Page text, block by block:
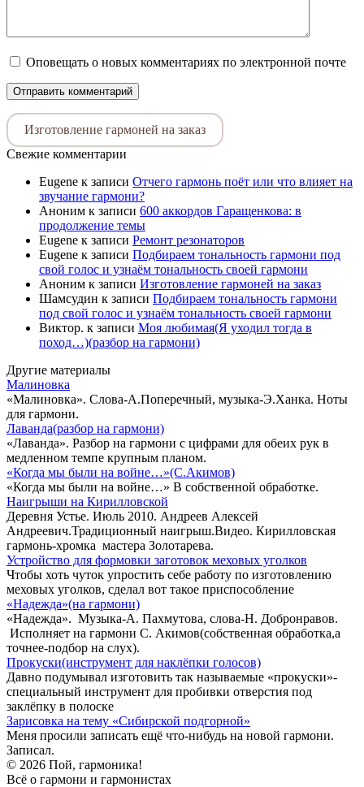
Оповещать о новых комментариях по электронной почте
Изготовление гармоней на заказ
Свежие комментарии
Eugene к записи Отчего гармонь поёт или что влияет на
звучание гармони?
Аноним к записи 600 аккордов Гаращенкова: в
продолжение темы
Eugene к записи Ремонт резонаторов
Eugene к записи Подбираем тональность гармони под
свой голос и узнаём тональность своей гармони
Аноним к записи Изготовление гармоней на заказ
Шамсудин к записи Подбираем тональность гармони
под свой голос и узнаём тональность своей гармони
Виктор. к записи Моя любимая(Я уходил тогда в
поход…)(разбор на гармони)
Другие материалы
Малиновка
«Малиновка». Слова-А.Поперечный, музыка-Э.Ханка. Ноты
для гармони.
Лаванда(разбор на гармони)
«Лаванда». Разбор на гармони с цифрами для обеих рук в
медленном темпе крупным планом.
«Когда мы были на войне…»(С.Акимов)
«Когда мы были на войне…» В собственной обработке.
Наигрыши на Кирилловской
Деревня Устье. Июль 2010. Андреев Алексей
Андреевич.Традиционный наигрыш.Видео. Кирилловская
гармонь-хромка мастера Золотарева.
Устройство для формовки заготовок меховых уголков
Чтобы хоть чуток упростить себе работу по изготовлению
меховых уголков, сделал вот такое приспособление
«Надежда»(на гармони)
«Надежда». Музыка-А. Пахмутова, слова-Н. Добронравов.
Исполняет на гармони С. Акимов(собственная обработка,а
точнее-подбор на слух).
Прокуски(инструмент для наклёпки голосов)
Давно подумывал изготовить так называемые «прокуски»-
специальный инструмент для пробивки отверстия под
заклёпку в полоске
Зарисовка на тему «Сибирской подгорной»
Меня просили записать ещё что-нибудь на новой гармони.
Записал.
© 2026 Пой, гармоника!
Всё о гармони и гармонистах